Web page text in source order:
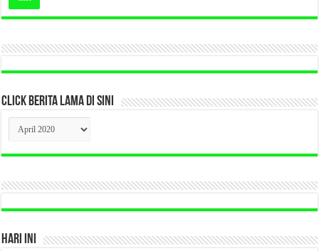
CLICK BERITA LAMA DI SINI
CLICK
BERITA
LAMA
DI
HARI INI